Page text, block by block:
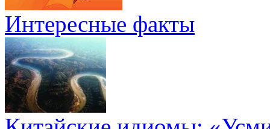
Интересные факты